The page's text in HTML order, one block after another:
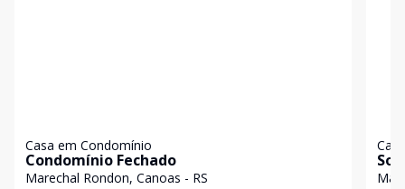
Casa em Condomínio
Condomínio Fechado
Marechal Rondon, Canoas - RS